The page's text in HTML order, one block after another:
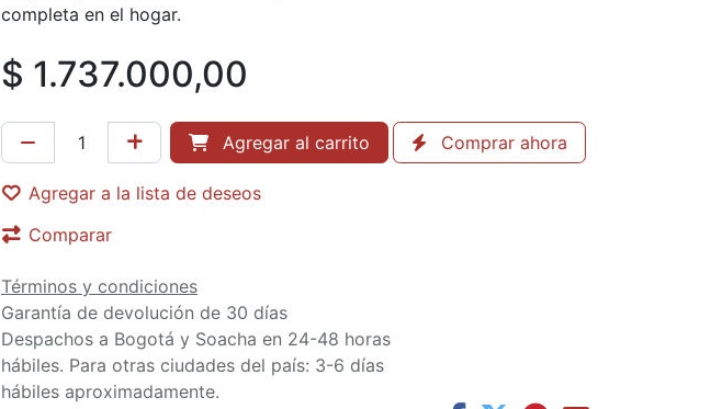
completa en el hogar.
$ 1.737.000,00
Agregar al carrito Comprar ahora
Agregar a la lista de deseos
Comparar
Términos y condiciones
Garantía de devolución de 30 días
Despachos a Bogotá y Soacha en 24-48 horas
hábiles. Para otras ciudades del país: 3-6 días
hábiles aproximadamente.